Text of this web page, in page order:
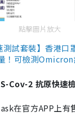
點擊圖片放大
測試套裝】香港口
！可檢測Omicron
Cov-2 抗原快速
在官方APP上